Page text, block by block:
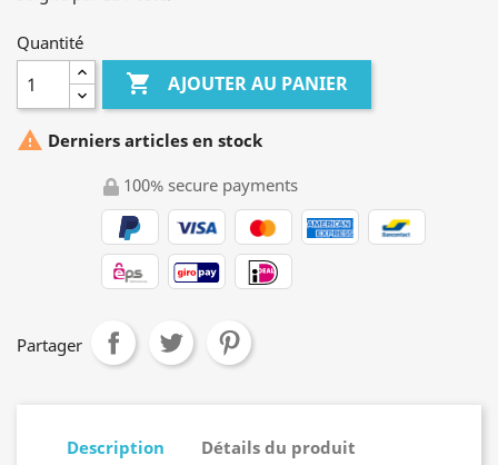
Quantité
 AJOUTER AU PANIER
 Derniers articles en stock
100% secure payments
Partager
Description Détails du produit